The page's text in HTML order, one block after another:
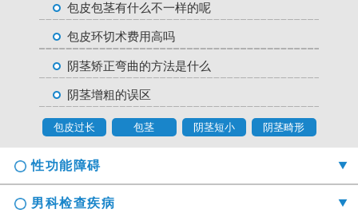
包皮包茎有什么不一样的呢
包皮环切术费用高吗
阴茎矫正弯曲的方法是什么
阴茎增粗的误区
包皮过长 包茎 阴茎短小 阴茎畸形
性功能障碍
男科检查疾病